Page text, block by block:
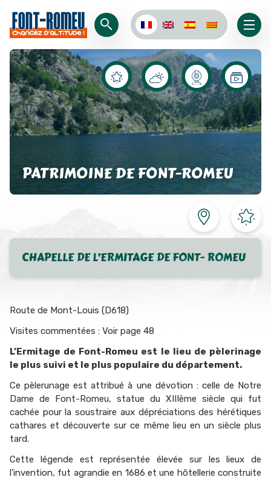
PATRIMOINE DE FONT-ROMEU
CHAPELLE DE L’ERMITAGE DE FONT- ROMEU
Route de Mont-Louis (D618)
Visites commentées : Voir page 48
L’Ermitage de Font-Romeu est le lieu de pèlerinage
le plus suivi et le plus populaire du département.
Ce pèlerunage est attribué à une dévotion : celle de Notre
Dame de Font-Romeu, statue du XIIIème siècle qui fut
cachée pour la soustraire aux dépréciations des hérétiques
cathares et découverte sur ce même lieu en un siècle plus
tard.
Cette légende est représentée élevée sur les lieux de
l’invention, fut agrandie en 1686 et une hôtellerie construite